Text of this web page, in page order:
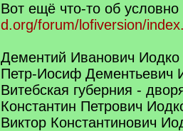
Вот ещё что-то об
d.org/forum/lofiversion/
Дементий Иванович Иодко
Петр-Иосиф Дементьевич
Витебская губерния -
Константин Петрович
Виктор Константинович